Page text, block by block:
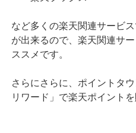
など多くの楽天関連サービ
が出来るので、楽天関連サ
ススメです。
さらにさらに、ポイントタ
リワード」で楽天ポイント